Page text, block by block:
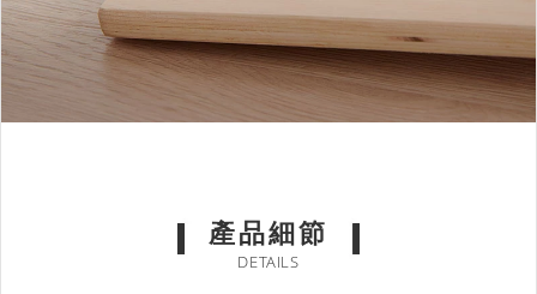
產品細節
DETAILS